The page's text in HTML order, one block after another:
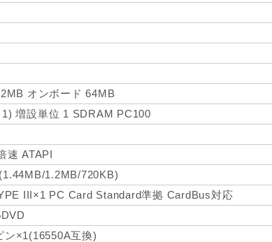
オンボード 64MB
増設単位 1 SDRAM PC100
速 ATAPI
1.2MB/720KB)
III×1 PC Card Standard準拠 CardBus対応
ン×1(16550A互換)